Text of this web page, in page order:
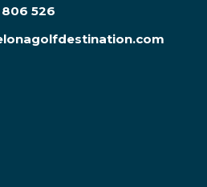
526